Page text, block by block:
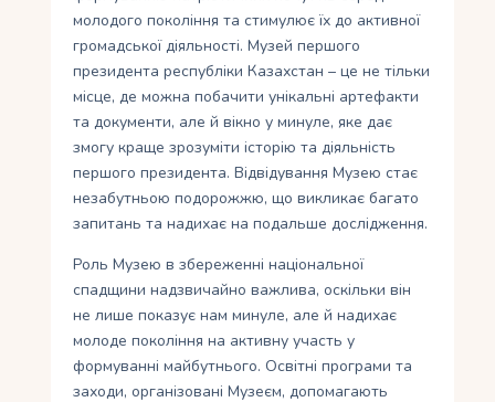
молодого покоління та стимулює їх до активної
громадської діяльності. Музей першого
президента республіки Казахстан – це не тільки
місце, де можна побачити унікальні артефакти
та документи, але й вікно у минуле, яке дає
змогу краще зрозуміти історію та діяльність
першого президента. Відвідування Музею стає
незабутньою подорожжю, що викликає багато
запитань та надихає на подальше дослідження.
Роль Музею в збереженні національної
спадщини надзвичайно важлива, оскільки він
не лише показує нам минуле, але й надихає
молоде покоління на активну участь у
формуванні майбутнього. Освітні програми та
заходи, організовані Музеєм, допомагають